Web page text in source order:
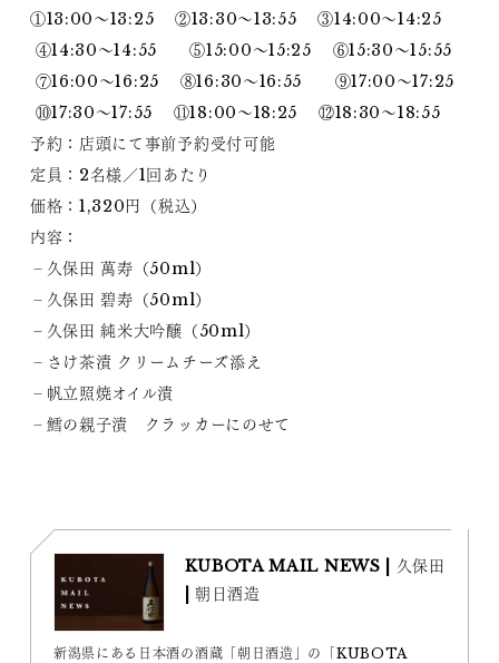
①13:00～13:25 ②13:30～13:55 ③14:00～14:25
④14:30～14:55 ⑤15:00～15:25 ⑥15:30～15:55
⑦16:00～16:25 ⑧16:30～16:55 ⑨17:00～17:25
⑩17:30～17:55 ⑪18:00～18:25 ⑫18:30～18:55
予約：店頭にて事前予約受付可能
定員：2名様／1回あたり
価格：1,320円（税込）
内容：
‐久保田 萬寿（50ml）
‐久保田 碧寿（50ml）
‐久保田 純米大吟醸（50ml）
‐さけ茶漬 クリームチーズ添え
‐帆立照焼オイル漬
‐鱈の親子漬 クラッカーにのせて
KUBOTA MAIL NEWS | 久保田
| 朝日酒造
新潟県にある日本酒の酒蔵「朝日酒造」の「KUBOTA